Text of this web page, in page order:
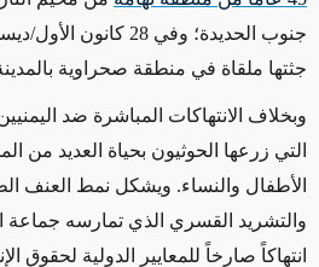
جنوب الحديدة؛ وفي 28
جثتها ملقاة في منطقة صحراوية
وبخلاف الانتهاكات المباشرة ضد
التي زرعها الحوثيون بحياة العديد من
الأطفال والنساء. ويشكل نمط العنف
والتشريد القسري الذي تمارسه
انتهاكاً صارخاً للمعايير الدولية لحقوق